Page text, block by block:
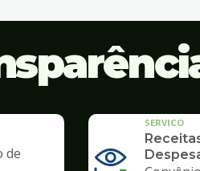
de
SERVICO